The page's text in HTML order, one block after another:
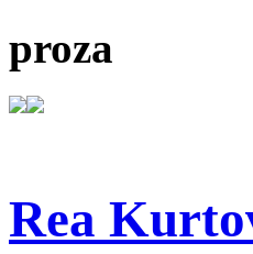
proza
Rea